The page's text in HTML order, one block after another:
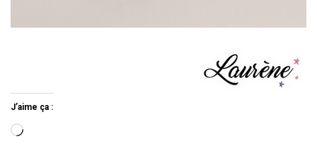
J’aime ça :
Chargement…